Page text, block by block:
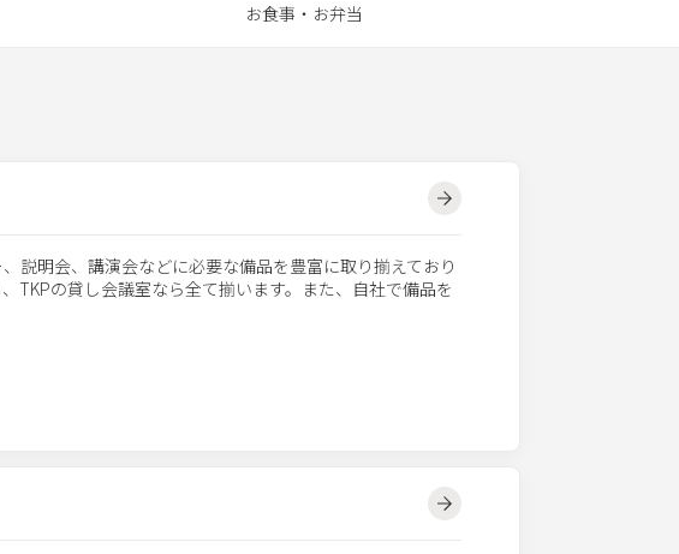
お食事・お弁当
説明会、講演会などに必要な備品を豊富に取り揃えており
TKPの貸し会議室なら全て揃います。また、自社で備品を